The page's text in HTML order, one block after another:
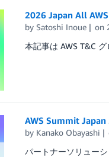
2026 Japan All
by Satoshi Inoue on
本記事は AWS T&C
AWS Summit Japan
by Kanako Obayashi
パートナーソリュー